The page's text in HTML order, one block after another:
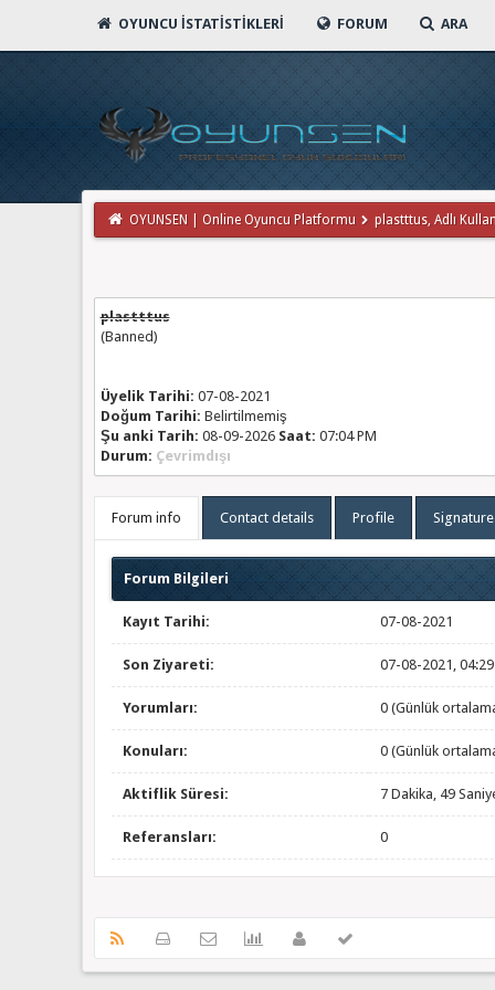
OYUNCU İSTATISTIKLERI FORUM ARA
OYUNSEN | Online Oyuncu Platformu plastttus, Adlı
plastttus
(Banned)
Üyelik Tarihi: 07-08-2021
Doğum Tarihi: Belirtilmemiş
Şu anki Tarih: 08-09-2026 Saat: 07:04 PM
Durum: Çevrimdışı
Forum info Contact details Profile Signature
Forum Bilgileri
Kayıt Tarihi: 07-08-2021
Son Ziyareti: 07-08-2021, 04:29
Yorumları: 0 (Günlük
Konuları: 0 (Günlük
Aktiflik Süresi: 7 Dakika, 49
Referansları: 0